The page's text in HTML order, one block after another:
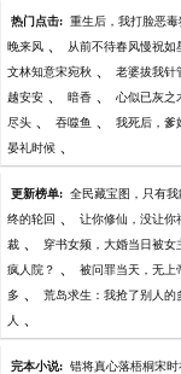
热门点击: 重生后，我打脸恶
晚来风 、 从前不待春风慢祝如
文林知意宋宛秋 、 老婆拔我针
越安安 、 暗香 、 心似已灰之
尽头 、 吞噬鱼 、 我死后，爹
晏礼时候 、
更新榜单: 全民藏宝图，只有
终的轮回 、 让你修仙，没让你
裁 、 穿书女频，大婚当日被女
疯人院？ 、 被问罪当天，无上
多 、 荒岛求生：我抢了别人的
人 、
完本小说: 错将真心落梧桐宋时